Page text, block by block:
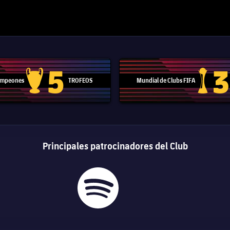
Trofeo de la Liga de Campeones
5 TROFEOS Mundial de Clubs FIFA
Trofeo3
Principales patrocinadores del Club